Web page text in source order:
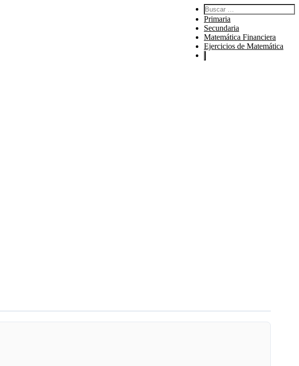
Buscar:
Primaria
Secundaria
Matemática Financiera
Ejercicios de Matemática